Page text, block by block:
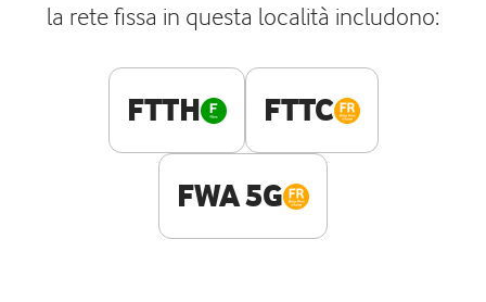
la rete fissa in questa località includono:
FTTH FTTC
FWA 5G